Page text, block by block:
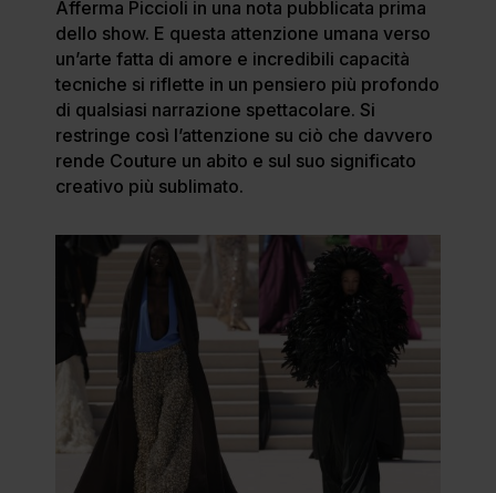
Afferma Piccioli in una nota pubblicata prima
dello show. E questa attenzione umana verso
un’arte fatta di amore e incredibili capacità
tecniche si riflette in un pensiero più profondo
di qualsiasi narrazione spettacolare. Si
restringe così l’attenzione su ciò che davvero
rende Couture un abito e sul suo significato
creativo più sublimato.